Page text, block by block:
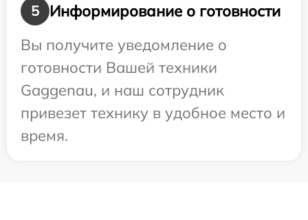
5
Информирование о готовности
Вы получите уведомление о
готовности Вашей техники
Gaggenau, и наш сотрудник
привезет технику в удобное место и
время.